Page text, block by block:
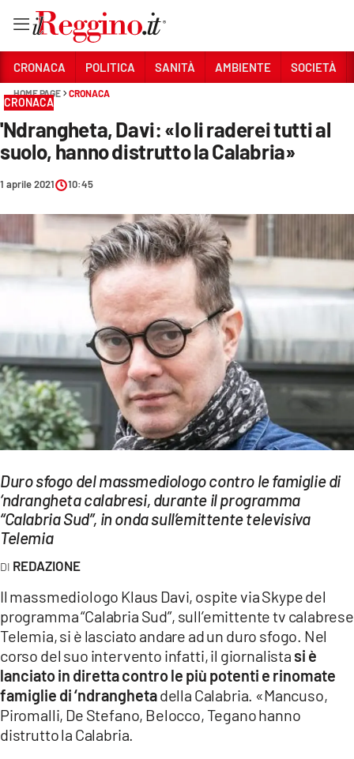
Sezioni
CRONACA
POLITICA
SOCIETÀ
ECONOMIA E LAVORO
EVENTI
SPORT
Streaming
LAC TV
LAC NETWORK
LAC ONAIR
LaC
Network
LACPLAY.IT
LACTV.IT
LACONAIR.IT
LACITYMAG.IT
CRONACA POLITICA SANITÀ AMBIENTE SOCIETÀ
HOME PAGE CRONACA
CRONACA
'Ndrangheta, Davi: «Io li raderei tutti al
suolo, hanno distrutto la Calabria»
1 aprile 2021 10:45
Duro sfogo del massmediologo contro le famiglie di
‘ndrangheta calabresi, durante il programma
“Calabria Sud”, in onda sull’emittente televisiva
Telemia
REDAZIONE
Il massmediologo Klaus Davi, ospite via Skype del
programma “Calabria Sud”, sull’emittente tv calabrese
Telemia, si è lasciato andare ad un duro sfogo. Nel
corso del suo intervento infatti, il giornalista si è
lanciato in diretta contro le più potenti e rinomate
famiglie di ‘ndranghetadella Calabria. «Mancuso,
Piromalli, De Stefano, Belocco, Tegano hanno
distrutto la Calabria.